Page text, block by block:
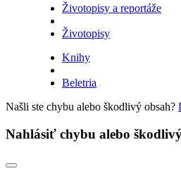
Životopisy a reportáže
Životopisy
Knihy
Beletria
Našli ste chybu alebo škodlivý obsah?
Nahlásiť chybu alebo